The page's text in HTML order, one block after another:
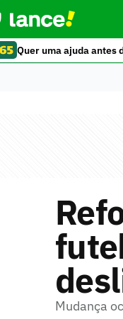
Quer uma ajuda antes
Mudança